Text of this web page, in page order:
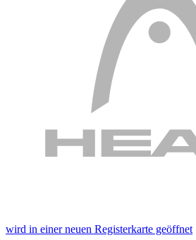
wird in einer neuen Registerkarte geöffnet